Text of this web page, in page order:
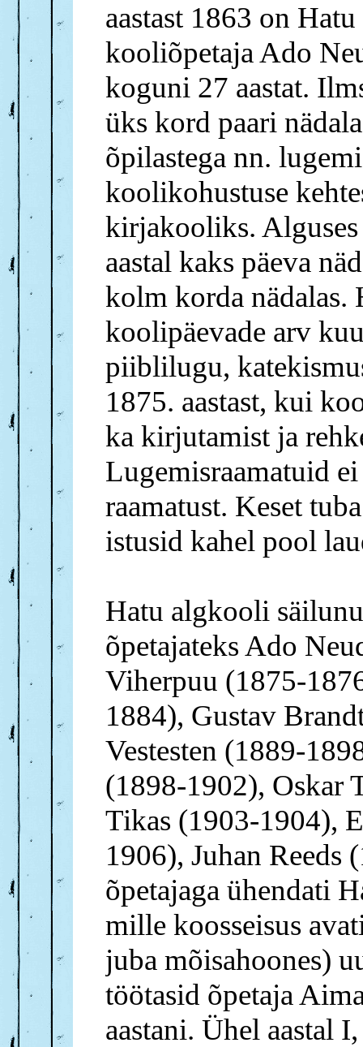
aastast 1863 on
kooliõpetaja Ado
koguni 27 aastat.
üks kord paari
õpilastega nn.
koolikohustuse
kirjakooliks.
aastal kaks päeva
kolm korda nädalas.
koolipäevade arv
piiblilugu,
1875. aastast, kui
ka kirjutamist ja
Lugemisraamatuid
raamatust. Keset
istusid kahel pool
Hatu algkooli
õpetajateks Ado
Viherpuu (1875-
1884), Gustav
Vestesten (1889-
(1898-1902), Oskar
Tikas (1903-1904),
1906), Juhan Reeds
õpetajaga ühendati
mille koosseisus
juba mõisahoones)
töötasid õpetaja
aastani. Ühel aastal